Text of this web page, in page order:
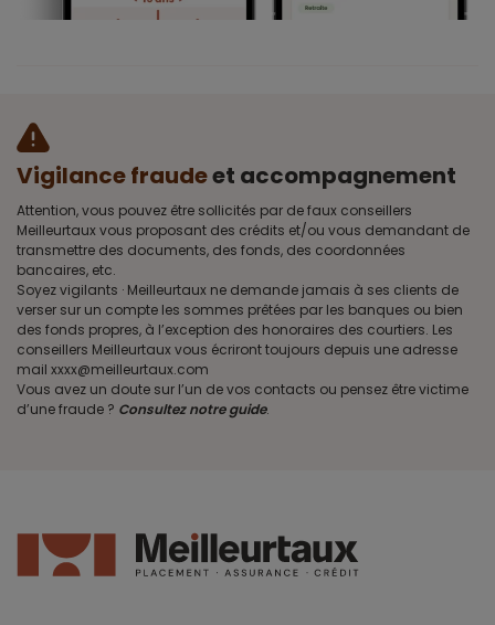
Vigilance fraudeet accompagnement
Attention, vous pouvez être sollicités par de faux conseillers
Meilleurtaux vous proposant des crédits et/ou vous demandant de
transmettre des documents, des fonds, des coordonnées
bancaires, etc.
Soyez vigilants · Meilleurtaux ne demande jamais à ses clients de
verser sur un compte les sommes prêtées par les banques ou bien
des fonds propres, à l’exception des honoraires des courtiers. Les
conseillers Meilleurtaux vous écriront toujours depuis une adresse
mail xxxx@meilleurtaux.com
Vous avez un doute sur l’un de vos contacts ou pensez être victime
d’une fraude ? Consultez notre guide.